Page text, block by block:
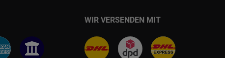
WIR VERSENDEN MIT